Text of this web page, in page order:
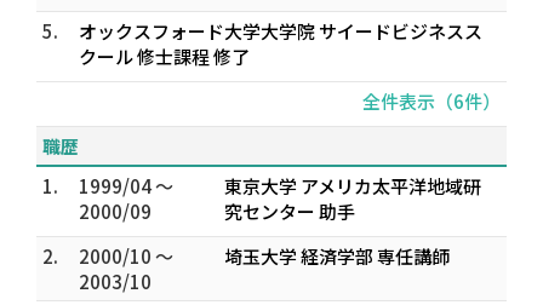
5.
オックスフォード大学大学院 サイードビジネスス
クール 修士課程 修了
全件表示（6件）
職歴
1.
1999/04 ～
2000/09
東京大学 アメリカ太平洋地域研
究センター 助手
2.
2000/10 ～
2003/10
埼玉大学 経済学部 専任講師